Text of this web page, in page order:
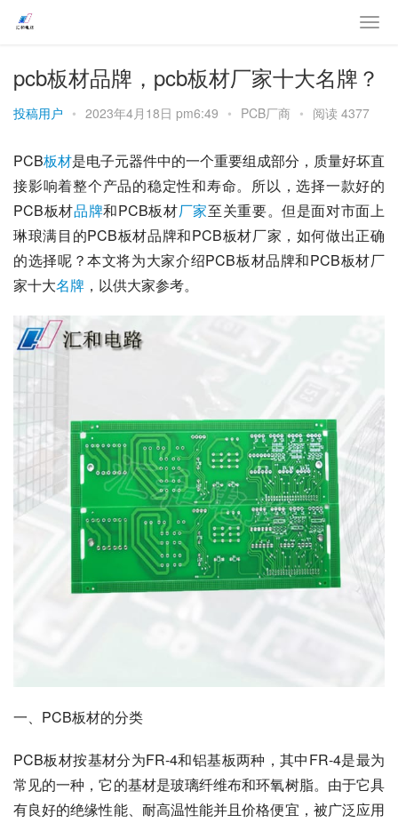
pcb板材品牌，pcb板材厂家十大名牌？
投稿用户 • 2023年4月18日 pm6:49 • PCB厂商 • 阅读 4377
PCB板材是电子元器件中的一个重要组成部分，质量好坏直
接影响着整个产品的稳定性和寿命。所以，选择一款好的
PCB板材品牌和PCB板材厂家至关重要。但是面对市面上
琳琅满目的PCB板材品牌和PCB板材厂家，如何做出正确
的选择呢？本文将为大家介绍PCB板材品牌和PCB板材厂
家十大名牌 ，以供大家参考。
一、PCB板材的分类
PCB板材按基材分为FR-4和铝基板两种，其中FR-4是最为
常见的一种，它的基材是玻璃纤维布和环氧树脂。由于它具
有良好的绝缘性能、耐高温性能并且价格便宜，被广泛应用